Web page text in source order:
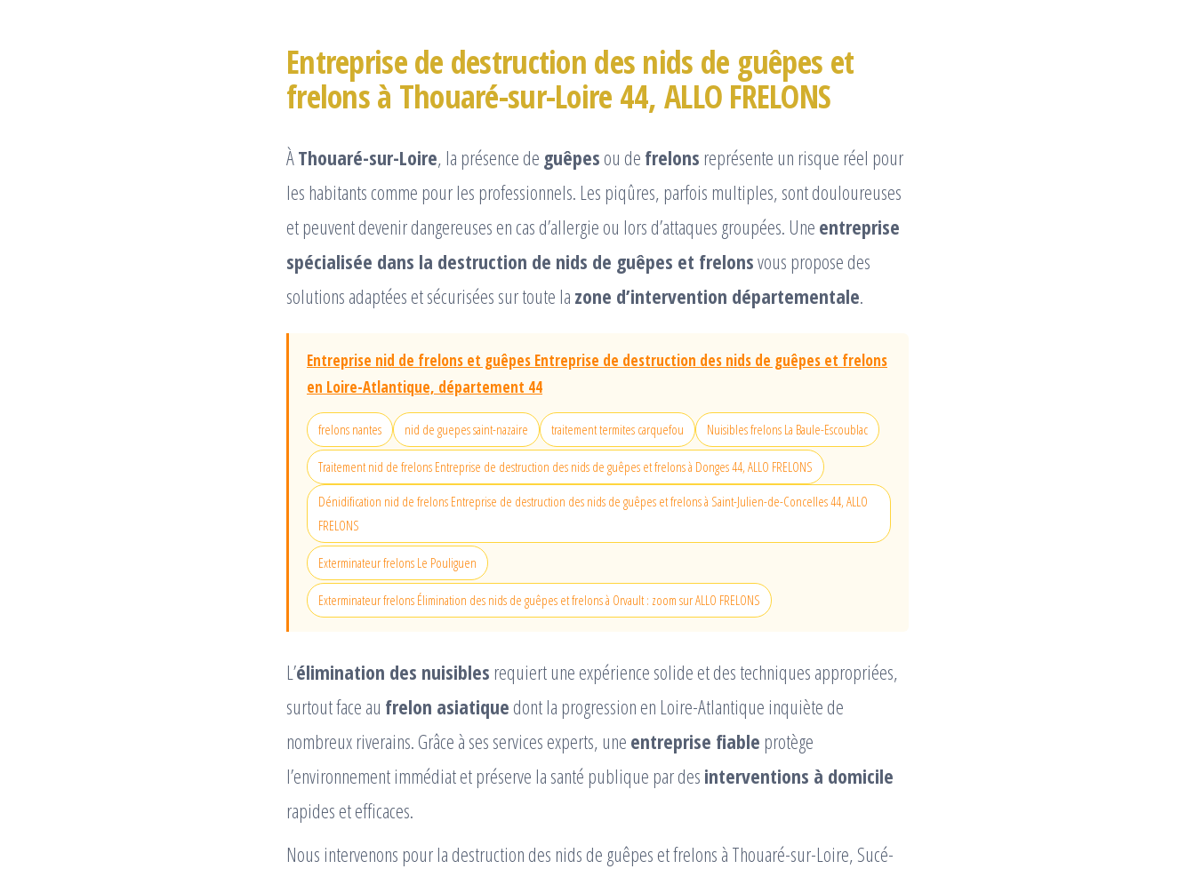
Entreprise de destruction des nids de guêpes et
frelons à Thouaré-sur-Loire 44, ALLO FRELONS
ÀThouaré-sur-Loire, la présence de guêpes ou de frelons représente un risque réel pour
les habitants comme pour les professionnels. Les piqûres, parfois multiples, sont douloureuses
et peuvent devenir dangereuses en cas d’allergie ou lors d’attaques groupées. Une entreprise
spécialisée dans la destruction de nids de guêpes et frelonsvous propose des
solutions adaptées et sécurisées sur toute la zone d’intervention départementale.
Entreprise nid de frelons et guêpes Entreprise de destruction des nids de guêpes et frelons
en Loire-Atlantique, département 44
frelons nantes nid de guepes saint-nazaire traitement termites carquefou Nuisibles frelons La Baule-Escoublac
Traitement nid de frelons Entreprise de destruction des nids de guêpes et frelons à Donges 44, ALLO FRELONS
Dénidification nid de frelons Entreprise de destruction des nids de guêpes et frelons à Saint-Julien-de-Concelles 44, ALLO
FRELONS
Exterminateur frelons Le Pouliguen
Exterminateur frelons Élimination des nids de guêpes et frelons à Orvault : zoom sur ALLO FRELONS
L’élimination des nuisibles requiert une expérience solide et des techniques appropriées,
surtout face au frelon asiatique dont la progression en Loire-Atlantique inquiète de
nombreux riverains. Grâce à ses services experts, une entreprise fiable protège
l’environnement immédiat et préserve la santé publique par des interventions à domicile
rapides et efficaces.
Nous intervenons pour la destruction des nids de guêpes et frelons à Thouaré-sur-Loire, Sucé-